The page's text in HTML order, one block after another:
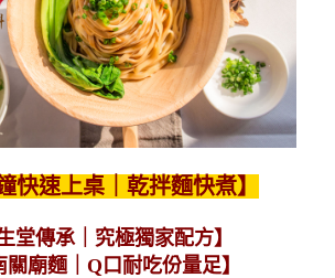
快速上桌｜乾拌麵快煮】
堂傳承｜究極獨家配方】
關廟麵｜Q口耐吃份量足】